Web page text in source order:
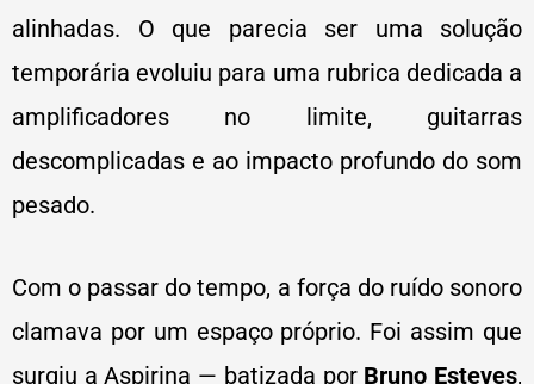
alinhadas. O que parecia ser uma solução
temporária evoluiu para uma rubrica dedicada a
amplificadores no limite, guitarras
descomplicadas e ao impacto profundo do som
pesado.
Com o passar do tempo, a força do ruído sonoro
clamava por um espaço próprio. Foi assim que
surgiu a Aspirina — batizada por Bruno Esteves,